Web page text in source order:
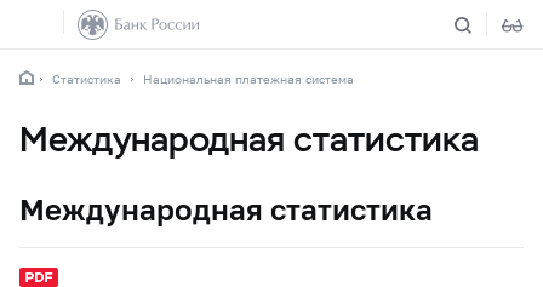
Статистика Национальная платежная система
Международная статистика
Международная статистика